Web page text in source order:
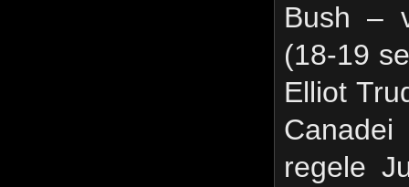
Bush –
(18-19
Elliot
regele